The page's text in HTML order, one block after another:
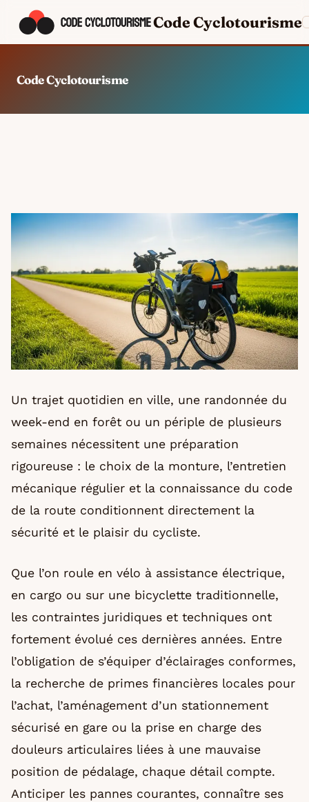
Code Cyclotourisme
Code Cyclotourisme
Un trajet quotidien en ville, une randonnée du
week-end en forêt ou un périple de plusieurs
semaines nécessitent une préparation
rigoureuse : le choix de la monture, l’entretien
mécanique régulier et la connaissance du code
de la route conditionnent directement la
sécurité et le plaisir du cycliste.
Que l’on roule en vélo à assistance électrique,
en cargo ou sur une bicyclette traditionnelle,
les contraintes juridiques et techniques ont
fortement évolué ces dernières années. Entre
l’obligation de s’équiper d’éclairages conformes,
la recherche de primes financières locales pour
l’achat, l’aménagement d’un stationnement
sécurisé en gare ou la prise en charge des
douleurs articulaires liées à une mauvaise
position de pédalage, chaque détail compte.
Anticiper les pannes courantes, connaître ses